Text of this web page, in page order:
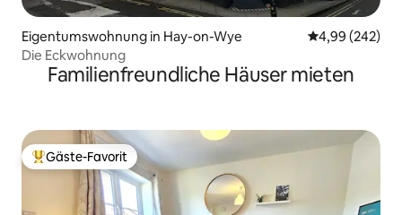
Eigentumswohnung in Hay-on-Wye
4,99 (242)
Die Eckwohnung
Familienfreundliche Häuser mieten
Beliebter Gäste-Favorit.
Gäste-Favorit